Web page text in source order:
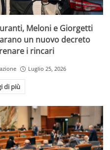
Meloni e Giorgetti
un nuovo decreto
i rincari
Luglio 25, 2026
di più